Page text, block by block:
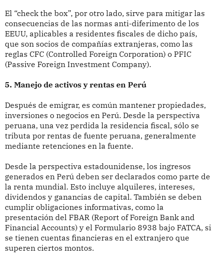
El “check the box”, por otro lado, sirve para mitigar las
consecuencias de las normas anti-diferimento de los
EEUU, aplicables a residentes fiscales de dicho país,
que son socios de compañías extranjeras, como las
reglas CFC (Controlled Foreign Corporation) o PFIC
(Passive Foreign Investment Company).
5. Manejo de activos y rentas en Perú
Después de emigrar, es común mantener propiedades,
inversiones o negocios en Perú. Desde la perspectiva
peruana, una vez perdida la residencia fiscal, sólo se
tributa por rentas de fuente peruana, generalmente
mediante retenciones en la fuente.
Desde la perspectiva estadounidense, los ingresos
generados en Perú deben ser declarados como parte de
la renta mundial. Esto incluye alquileres, intereses,
dividendos y ganancias de capital. También se deben
cumplir obligaciones informativas, como la
presentación del FBAR (Report of Foreign Bank and
Financial Accounts) y el Formulario 8938 bajo FATCA, si
se tienen cuentas financieras en el extranjero que
superen ciertos montos.